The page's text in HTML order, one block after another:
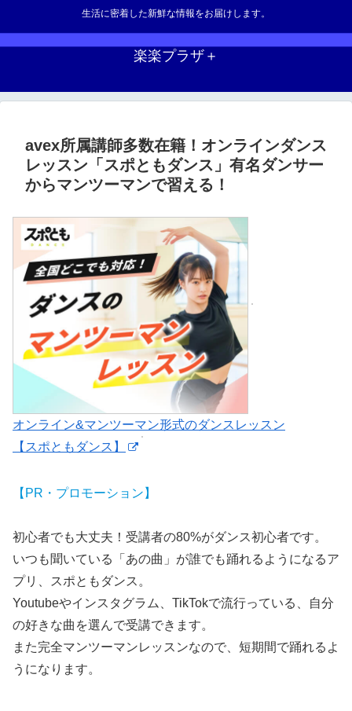
生活に密着した新鮮な情報をお届けします。
楽楽プラザ＋
avex所属講師多数在籍！オンラインダンス
レッスン「スポともダンス」有名ダンサー
からマンツーマンで習える！
オンライン&マンツーマン形式のダンスレッスン
【スポともダンス】
【PR・プロモーション】
初心者でも大丈夫！受講者の80%がダンス初心者です。
いつも聞いている「あの曲」が誰でも踊れるようになるア
プリ、スポともダンス。
Youtubeやインスタグラム、TikTokで流行っている、自分
の好きな曲を選んで受講できます。
また完全マンツーマンレッスンなので、短期間で踊れるよ
うになります。